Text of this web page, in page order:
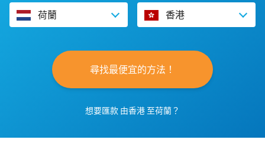
荷蘭 香港
尋找最便宜的方法！
想要匯款 由香港 至荷蘭？